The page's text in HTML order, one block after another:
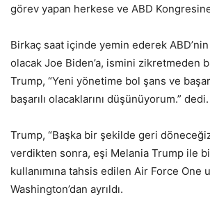
görev yapan herkese ve ABD
Birkaç saat içinde yemin ederek ABD’nin
olacak Joe Biden’a, ismini zikretmeden
Trump, “Yeni yönetime bol şans ve
başarılı olacaklarını düşünüyorum.” dedi.
Trump, “Başka bir şekilde geri
verdikten sonra, eşi Melania Trump ile
kullanımına tahsis edilen Air Force One
Washington’dan ayrıldı.